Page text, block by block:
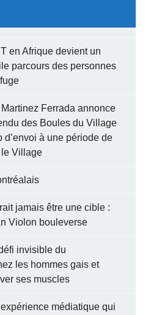
en Afrique devient un
parcours des personnes
Martinez Ferrada annonce
des Boules du Village
d’envoi à une période de
Village
jamais être une cible :
Violon bouleverse
invisible du
les hommes gais et
ses muscles
médiatique qui